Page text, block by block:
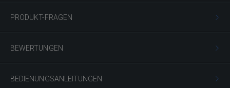
PRODUKT-FRAGEN
BEWERTUNGEN
BEDIENUNGSANLEITUNGEN